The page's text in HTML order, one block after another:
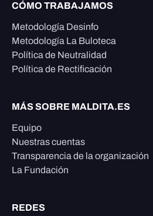
CÓMO TRABAJAMOS
Metodología Desinfo
Metodología La Buloteca
Política de Neutralidad
Política de Rectificación
MÁS SOBRE MALDITA.ES
Equipo
Nuestras cuentas
Transparencia de la organización
La Fundación
REDES